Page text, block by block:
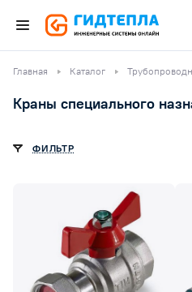
Главная Каталог
Краны специального
ФИЛЬТР